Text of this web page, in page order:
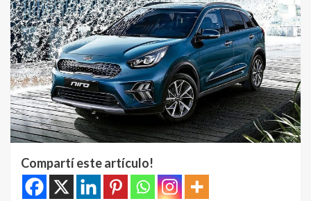
Compartí este artículo!